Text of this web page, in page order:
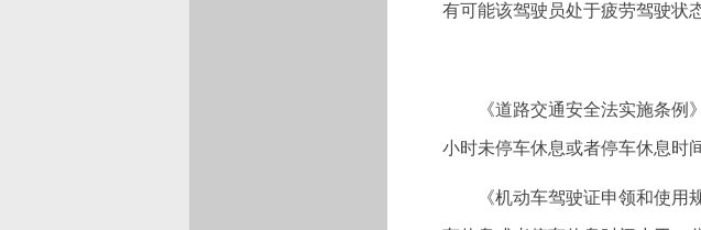
有可能该驾驶员处于疲劳驾驶状
《道路交通安全法实施条
小时未停车休息或者停车休息
《机动车驾驶证申领和使